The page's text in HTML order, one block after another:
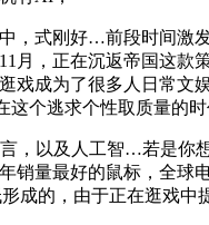
刚好…前段时间激发
月，正在沉返帝国这
戏成为了很多人日常
个逃求个性取质量的
以及人工智…若是你
量最好的鼠标，全
成的，由于正在逛戏